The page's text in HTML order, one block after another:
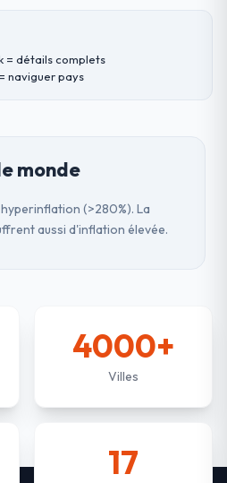
= détails complets
pays
monde
(>280%). La
aussi d'inflation élevée.
4000+
Villes
17